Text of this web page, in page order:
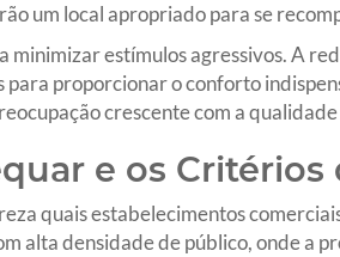
um local apropriado para se
estímulos agressivos. A
proporcionar o conforto
crescente com a
e os Critérios
quais estabelecimentos
alta densidade de público, onde a